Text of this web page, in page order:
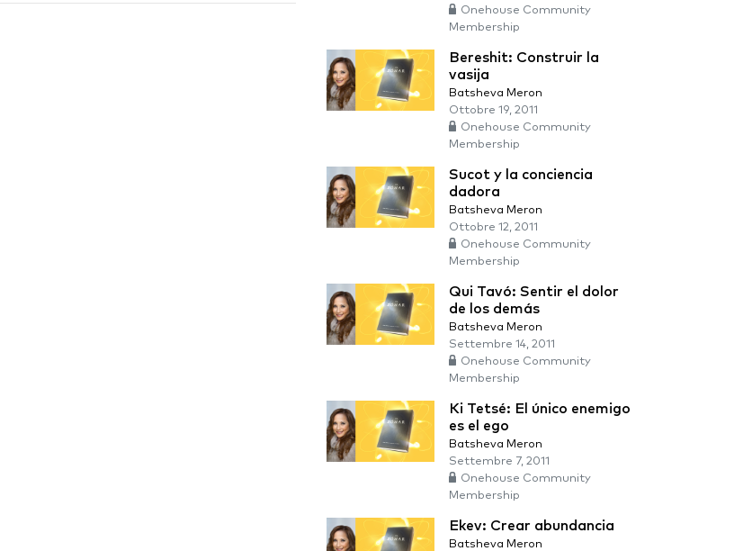
Onehouse Community
Membership
Bereshit: Construir la
vasija
Batsheva Meron
Ottobre 19, 2011
Onehouse Community
Membership
Sucot y la conciencia
dadora
Batsheva Meron
Ottobre 12, 2011
Onehouse Community
Membership
Qui Tavó: Sentir el dolor
de los demás
Batsheva Meron
Settembre 14, 2011
Onehouse Community
Membership
Ki Tetsé: El único enemigo
es el ego
Batsheva Meron
Settembre 7, 2011
Onehouse Community
Membership
Ekev: Crear abundancia
Batsheva Meron